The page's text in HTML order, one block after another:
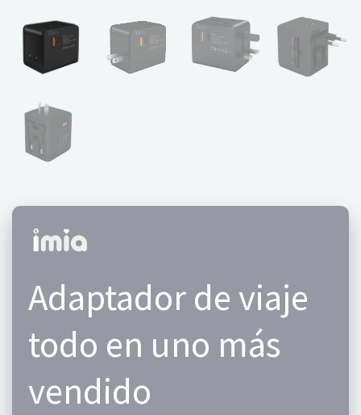
Adaptador de viaje
todo en uno más
vendido